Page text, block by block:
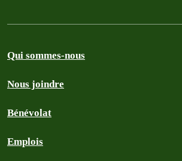
Qui sommes-nous
Nous joindre
Bénévolat
Emplois